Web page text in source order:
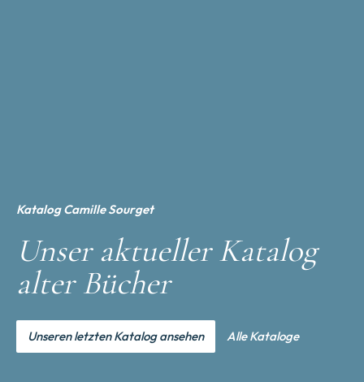
Katalog Camille Sourget
Unser aktueller Katalog
alter Bücher
Unseren letzten Katalog ansehen Alle Kataloge